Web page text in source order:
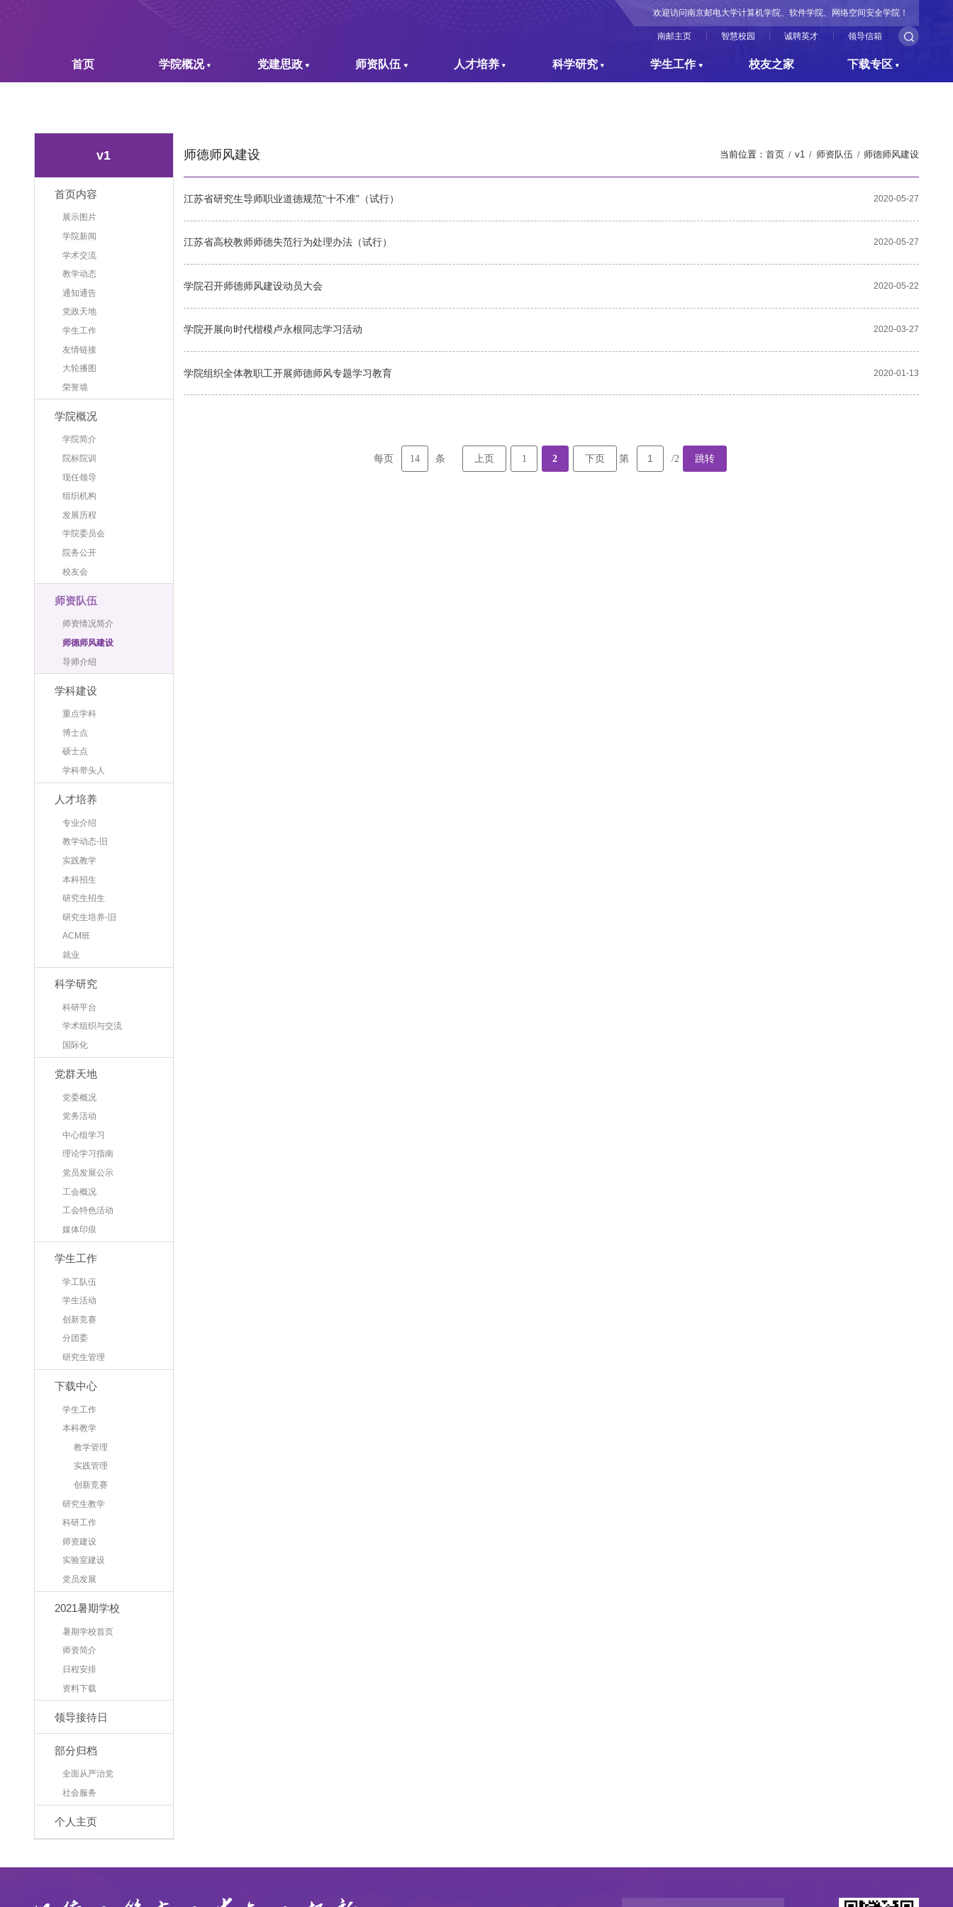
欢迎访问南京邮电大学计算机学院、软件学院、网络空间安全学院！
南邮主页 智慧校园 诚聘英才 领导信箱
首页 学院概况 党建思政 师资队伍 人才培养 科学研究 学生工作 校友之家 下载专区
v1
首页内容
展示图片
学院新闻
学术交流
教学动态
通知通告
党政天地
学生工作
友情链接
大轮播图
荣誉墙
学院概况
学院简介
院标院训
现任领导
组织机构
发展历程
学院委员会
院务公开
校友会
师资队伍
师资情况简介
师德师风建设
导师介绍
学科建设
重点学科
博士点
硕士点
学科带头人
人才培养
专业介绍
教学动态-旧
实践教学
本科招生
研究生招生
研究生培养-旧
ACM班
就业
科学研究
科研平台
学术组织与交流
国际化
党群天地
党委概况
党务活动
中心组学习
理论学习指南
党员发展公示
工会概况
工会特色活动
媒体印痕
学生工作
学工队伍
学生活动
创新竞赛
分团委
研究生管理
下载中心
学生工作
本科教学
教学管理
实践管理
创新竞赛
研究生教学
科研工作
师资建设
实验室建设
党员发展
2021暑期学校
暑期学校首页
师资简介
日程安排
资料下载
领导接待日
部分归档
全面从严治党
社会服务
个人主页
师德师风建设 当前位置： 首页 v1 师资队伍 师德师风建设
江苏省研究生导师职业道德规范“十不准”（试行） 2020-05-27
江苏省高校教师师德失范行为处理办法（试行） 2020-05-27
学院召开师德师风建设动员大会 2020-05-22
学院开展向时代楷模卢永根同志学习活动 2020-03-27
学院组织全体教职工开展师德师风专题学习教育 2020-01-13
每页 14 条 上页 1 2 下页 第 /2 跳转